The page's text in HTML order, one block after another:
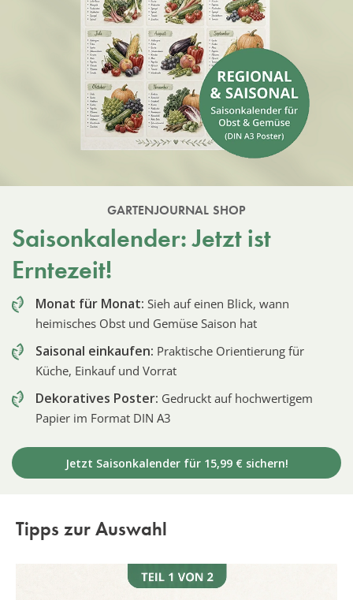
GARTENJOURNAL SHOP
Saisonkalender: Jetzt ist
Erntezeit!
Monat für Monat: Sieh auf einen Blick, wann
heimisches Obst und Gemüse Saison hat
Saisonal einkaufen: Praktische Orientierung für
Küche, Einkauf und Vorrat
Dekoratives Poster: Gedruckt auf hochwertigem
Papier im Format DIN A3
Jetzt Saisonkalender für 15,99 € sichern!
Tipps zur Auswahl